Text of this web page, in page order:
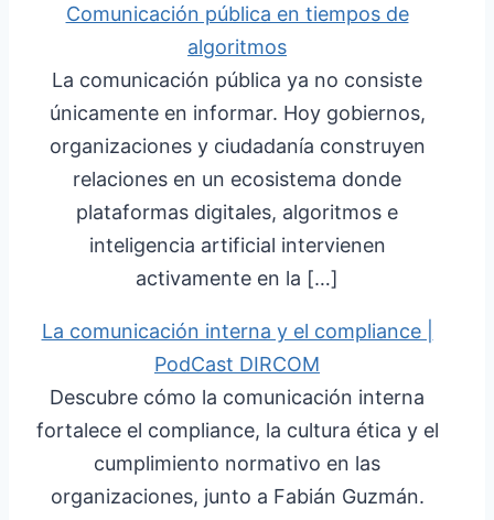
Comunicación pública en tiempos de
algoritmos
La comunicación pública ya no consiste
únicamente en informar. Hoy gobiernos,
organizaciones y ciudadanía construyen
relaciones en un ecosistema donde
plataformas digitales, algoritmos e
inteligencia artificial intervienen
activamente en la […]
La comunicación interna y el compliance |
PodCast DIRCOM
Descubre cómo la comunicación interna
fortalece el compliance, la cultura ética y el
cumplimiento normativo en las
organizaciones, junto a Fabián Guzmán.